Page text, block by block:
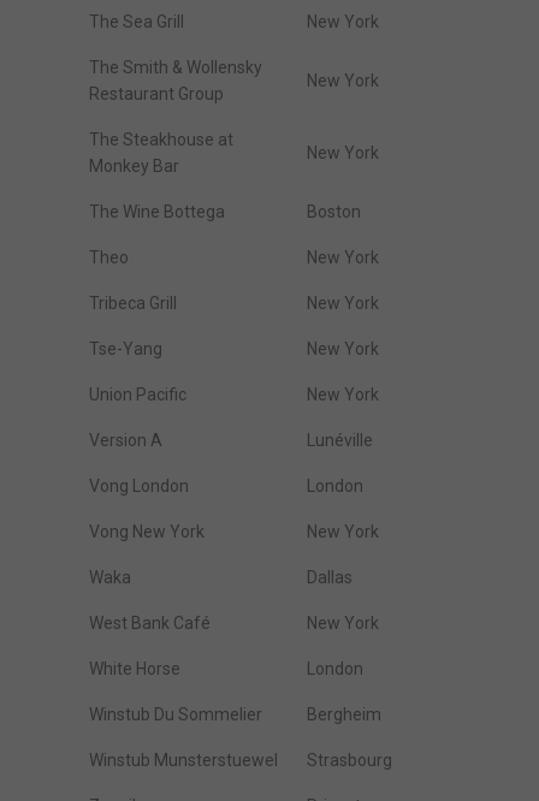
The Sea Grill New York
The Smith & Wollensky
Restaurant Group
New York
The Steakhouse at
Monkey Bar
New York
The Wine Bottega Boston
Theo New York
Tribeca Grill New York
Tse-Yang New York
Union Pacific New York
Version A Lunéville
Vong London London
Vong New York New York
Waka Dallas
West Bank Café New York
White Horse London
Winstub Du Sommelier Bergheim
Winstub Munsterstuewel Strasbourg